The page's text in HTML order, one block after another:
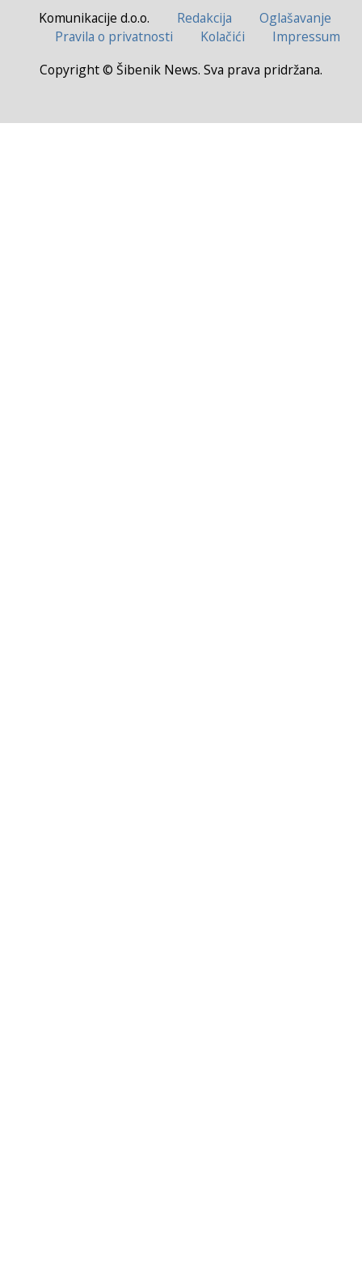
Komunikacije d.o.o. Redakcija
Oglašavanje
Pravila o privatnosti
Kolačići
Impressum
Copyright © Šibenik News. Sva prava pridržana.